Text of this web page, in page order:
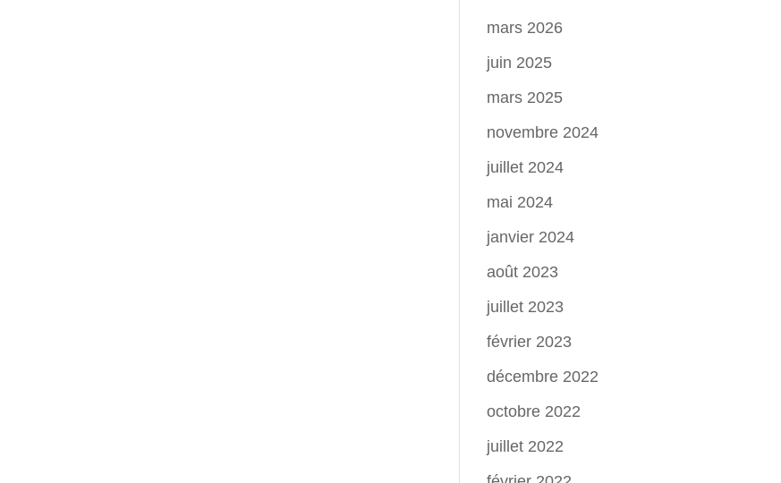
mars 2026
juin 2025
mars 2025
novembre 2024
juillet 2024
mai 2024
janvier 2024
août 2023
juillet 2023
février 2023
décembre 2022
octobre 2022
juillet 2022